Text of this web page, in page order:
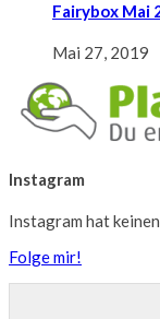
Fairybox Mai
Mai 27, 2019
Instagram
Instagram hat
Folge mir!